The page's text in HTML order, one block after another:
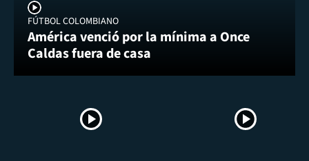
FÚTBOL COLOMBIANO
América venció por la mínima a Once
Caldas fuera de casa